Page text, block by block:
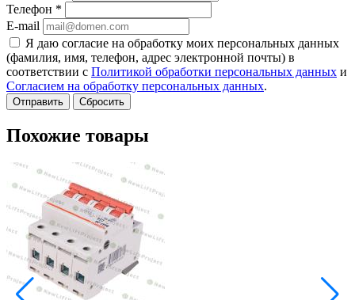
Телефон *
E-mail
Я даю согласие на обработку моих персональных данных
(фамилия, имя, телефон, адрес электронной почты) в
соответствии с Политикой обработки персональных данных и
Согласием на обработку персональных данных.
Сбросить
Похожие товары